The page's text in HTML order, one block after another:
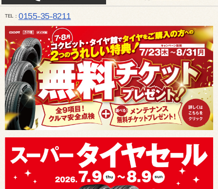
TEL 0155-35-8211
10:00～18:30 （作業受付17:30最終） / 定休日：7月定休日 1日、7日、8日、14日、15日、21